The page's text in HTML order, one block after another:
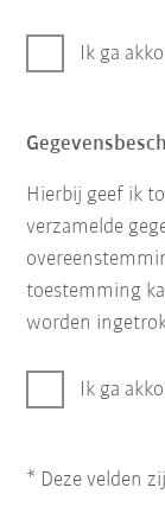
Ik ga
Hierbij geef ik
verzamelde
toestemming
worden
Ik ga
* Deze velden